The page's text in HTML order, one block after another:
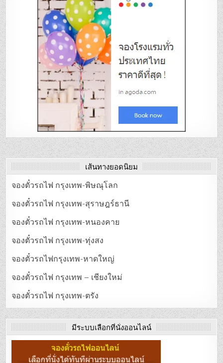
เส้นทางยอดนิยม
จองตั๋วรถไฟ กรุงเทพ-พิษณุโลก
จองตั๋วรถไฟ กรุงเทพ-สุราษฎร์ธานี
จองตั๋วรถไฟ กรุงเทพ-หนองคาย
จองตั๋วรถไฟ กรุงเทพ-ทุ่งสง
จองตั๋วรถไฟกรุงเทพ-หาดใหญ่
จองตั๋วรถไฟ กรุงเทพ – เชียงใหม่
จองตั๋วรถไฟ กรุงเทพ-ตรัง
มีระบบเลือกที่นั่งออนไลน์